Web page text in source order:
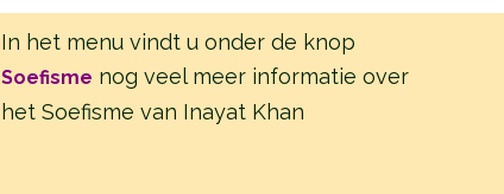
In het menu vindt u onder de knop
Soefisme nog veel meer informatie over
het Soefisme van Inayat Khan